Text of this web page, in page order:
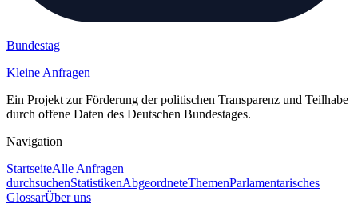
Bundestag
Kleine Anfragen
Ein Projekt zur Förderung der politischen Transparenz und Teilhabe
durch offene Daten des Deutschen Bundestages.
Navigation
StartseiteAlle Anfragen
durchsuchenStatistikenAbgeordneteThemenParlamentarisches
GlossarÜber uns